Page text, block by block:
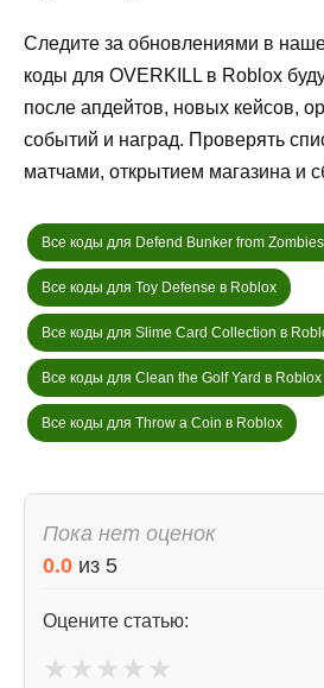
Следите за обновлениями в
коды для OVERKILL в Roblox
после апдейтов, новых кейсов,
событий и наград. Проверять
матчами, открытием магазина и
Все коды для Defend Bunker from
Все коды для Toy Defense в Roblox
Все коды для Slime Card Collection в
Все коды для Clean the Golf Yard в Roblox
Все коды для Throw a Coin в Roblox
Пока нет оценок
0.0 из 5
Оцените статью:
★ ★ ★ ★ ★